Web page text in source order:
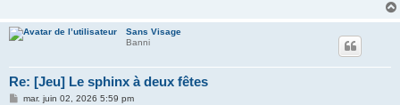
Sans Visage
Banni
Re: [Jeu] Le sphinx à deux fêtes
Mmar. juin 02, 2026 5:59 pm